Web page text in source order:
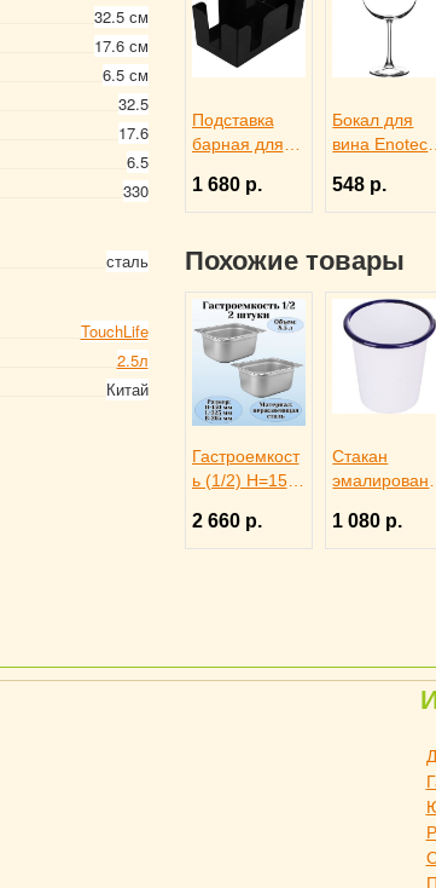
32.5 см
17.6 см
6.5 см
32.5
17.6
6.5
330
сталь
TouchLife
2.5л
Китай
Подставка
барная для
черная,
ProHotel bar
1 680 р.
Бокал для
вина Enoteca
Pasabahce
Бор 1050958
548 р.
Похожие товары
Гастроемкост
ь (1/2) H=150
B=265 мм 2
штуки.
2 660 р.
Стакан
эмалированн
мл H=9 см
ProHotel,
1 080 р.